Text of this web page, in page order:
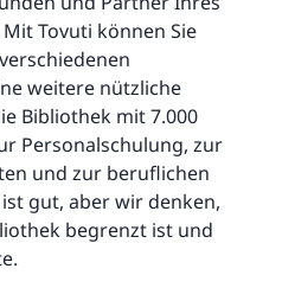
Tovuti können Sie
weitere nützliche
Bibliothek mit 7.000
Personalschulung, zur
und zur beruflichen
gut, aber wir denken,
begrenzt ist und